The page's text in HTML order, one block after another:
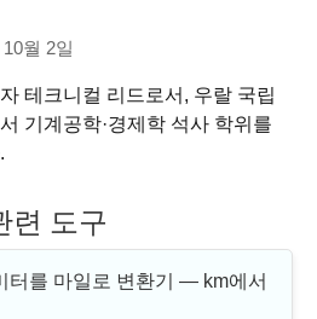
월 2일
테크니컬 리드로서, 우랄 국립
기계공학·경제학 석사 학위를
련 도구
터를 마일로 변환기 — km에서